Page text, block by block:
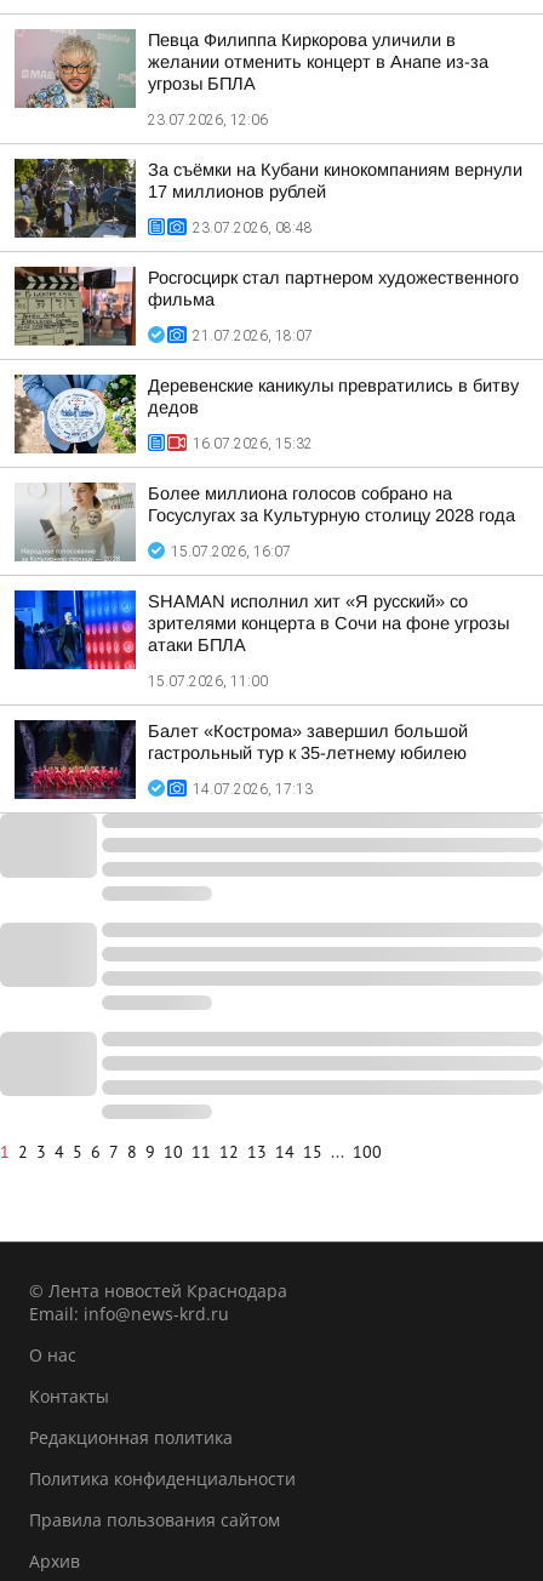
Певца Филиппа Киркорова уличили в
желании отменить концерт в Анапе из-за
угрозы БПЛА
23.07.2026, 12:06
За съёмки на Кубани кинокомпаниям вернули
17 миллионов рублей
23.07.2026, 08:48
Росгосцирк стал партнером художественного
фильма
21.07.2026, 18:07
Деревенские каникулы превратились в битву
дедов
16.07.2026, 15:32
Более миллиона голосов собрано на
Госуслугах за Культурную столицу 2028 года
15.07.2026, 16:07
SHAMAN исполнил хит «Я русский» со
зрителями концерта в Сочи на фоне угрозы
атаки БПЛА
15.07.2026, 11:00
Балет «Кострома» завершил большой
гастрольный тур к 35-летнему юбилею
14.07.2026, 17:13
1 2 3 4 5 6 7 8 9 10 11 12 13 14 15 ... 100
© Лента новостей Краснодара
Email: info@news-krd.ru
О нас
Контакты
Редакционная политика
Политика конфиденциальности
Правила пользования сайтом
Архив